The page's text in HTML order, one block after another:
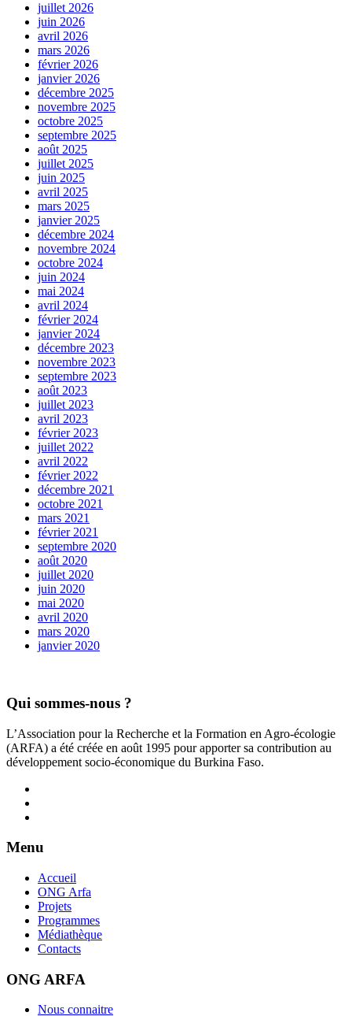
juillet 2026
juin 2026
avril 2026
mars 2026
février 2026
janvier 2026
décembre 2025
novembre 2025
octobre 2025
septembre 2025
août 2025
juillet 2025
juin 2025
avril 2025
mars 2025
janvier 2025
décembre 2024
novembre 2024
octobre 2024
juin 2024
mai 2024
avril 2024
février 2024
janvier 2024
décembre 2023
novembre 2023
septembre 2023
août 2023
juillet 2023
avril 2023
février 2023
juillet 2022
avril 2022
février 2022
décembre 2021
octobre 2021
mars 2021
février 2021
septembre 2020
août 2020
juillet 2020
juin 2020
mai 2020
avril 2020
mars 2020
janvier 2020
Qui sommes-nous ?
L’Association pour la Recherche et la Formation en Agro-écologie
(ARFA) a été créée en août 1995 pour apporter sa contribution au
développement socio-économique du Burkina Faso.
Menu
Accueil
ONG Arfa
Projets
Programmes
Médiathèque
Contacts
ONG ARFA
Nous connaitre